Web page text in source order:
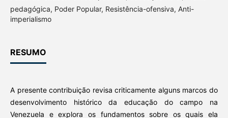
pedagógica, Poder Popular, Resistência-ofensiva, Anti-
imperialismo
RESUMO
A presente contribuição revisa criticamente alguns marcos do
desenvolvimento histórico da educação do campo na
Venezuela e explora os fundamentos sobre os quais ela